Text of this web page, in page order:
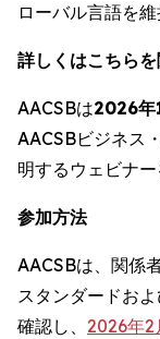
ローバル言語を
詳しくはこちら
AACSBは2026年
AACSBビジネス
明するウェビナー
参加方法
AACSBは、関係
スタンダードお
確認し、 2026年2